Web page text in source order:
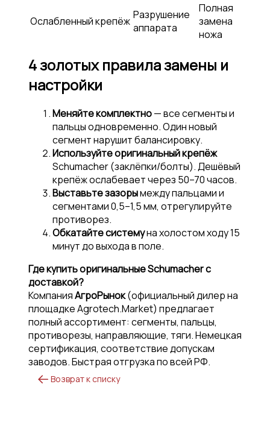
Ослабленный крепёж Разрушение
аппарата
Полная
замена
ножа
4 золотых правила замены и
настройки
Меняйте комплектно— все сегменты и
пальцы одновременно. Один новый
сегмент нарушит балансировку.
Используйте оригинальный крепёж
Schumacher (заклёпки/болты). Дешёвый
крепёж ослабевает через 50–70 часов.
Выставьте зазорымежду пальцами и
сегментами 0,5–1,5 мм, отрегулируйте
противорез.
Обкатайте системуна холостом ходу 15
минут до выхода в поле.
Где купить оригинальные Schumacher с
доставкой?
КомпанияАгроРынок(официальный дилер на
площадке Agrotech.Market) предлагает
полный ассортимент: сегменты, пальцы,
противорезы, направляющие, тяги. Немецкая
сертификация, соответствие допускам
заводов. Быстрая отгрузка по всей РФ.
Возврат к списку